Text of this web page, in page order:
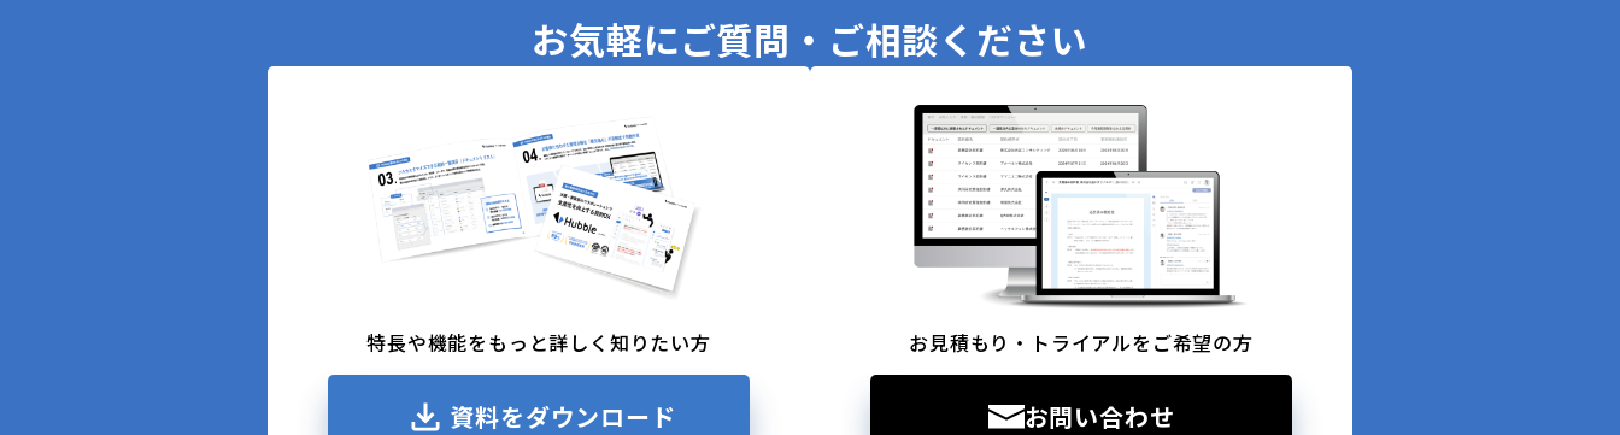
お気軽にご質問・ご相談ください
特長や機能をもっと詳しく知りたい方
資料をダウンロード
お見積もり・トライアルをご希望の方
お問い合わせ